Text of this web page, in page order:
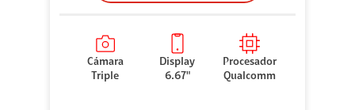
Cámara
Triple
Display
6.67"
Procesador
Qualcomm